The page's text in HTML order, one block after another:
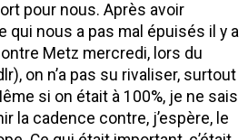
pour nous. Après avoir
qui nous a pas mal épuisés il y a
Metz mercredi, lors du
on n’a pas su rivaliser, surtout
si on était à 100%, je ne sais
la cadence contre, j’espère, le